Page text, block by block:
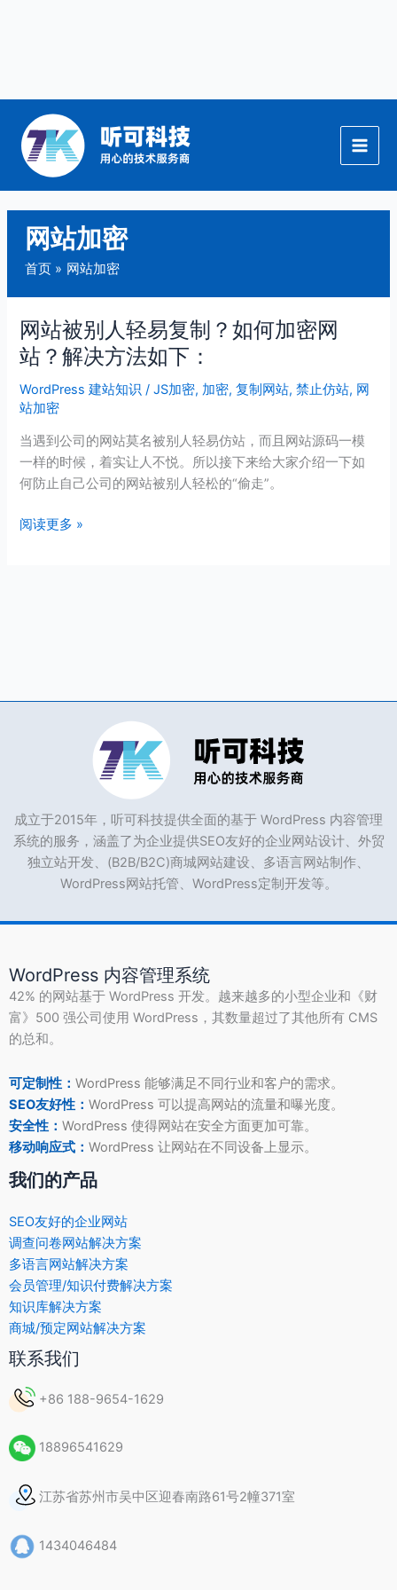
网站加密
首页 网站加密
网站被别人轻易复制？如何加密网
站？解决方法如下：
WordPress 建站知识 /JS加密, 加密,复制网站,禁止仿站, 网
站加密
当遇到公司的网站莫名被别人轻易仿站，而且网站源码一模
一样的时候，着实让人不悦。所以接下来给大家介绍一下如
何防止自己公司的网站被别人轻松的“偷走”。
网
站
被
别
人
轻
复
如
阅读更多 »
成立于2015年，听可科技提供全面的基于 WordPress 内容管理
系统的服务，涵盖了为企业提供SEO友好的企业网站设计、外贸
独立站开发、(B2B/B2C)商城网站建设、多语言网站制作、
WordPress网站托管、WordPress定制开发等。
WordPress 内容管理系统
42% 的网站基于 WordPress 开发。越来越多的小型企业和《财
富》500 强公司使用 WordPress，其数量超过了其他所有 CMS
的总和。
可定制性： WordPress 能够满足不同行业和客户的需求。
SEO友好性： WordPress 可以提高网站的流量和曝光度。
安全性： WordPress 使得网站在安全方面更加可靠。
移动响应式： WordPress 让网站在不同设备上显示。
我们的产品
SEO友好的企业网站
调查问卷网站解决方案
多语言网站解决方案
会员管理/知识付费解决方案
知识库解决方案
商城/预定网站解决方案
联系我们
+86 188-9654-1629
18896541629
江苏省苏州市吴中区迎春南路61号2幢371室
1434046484